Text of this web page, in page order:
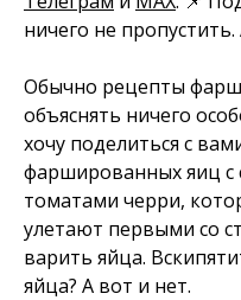
ничего не
Обычно рецепты
объяснять ничего
хочу поделиться с
фаршированных яиц с
томатами черри,
улетают первыми со
варить яйца.
яйца? А вот и нет.